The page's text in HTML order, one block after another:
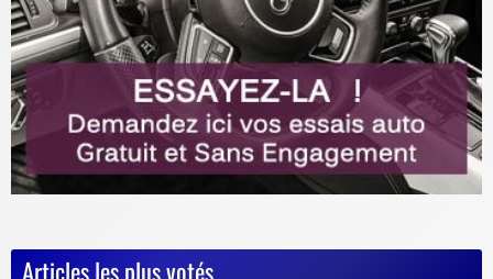
Articles les plus votés